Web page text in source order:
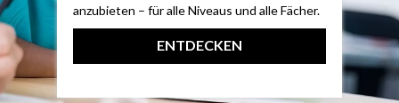
anzubieten – für alle Niveaus und alle Fächer.
ENTDECKEN